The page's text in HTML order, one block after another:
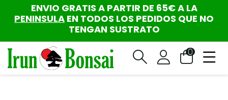
ENVIO GRATIS A PARTIR DE 65€ A LA
PENINSULA EN TODOS LOS PEDIDOS QUE NO
TENGAN SUSTRATO
0